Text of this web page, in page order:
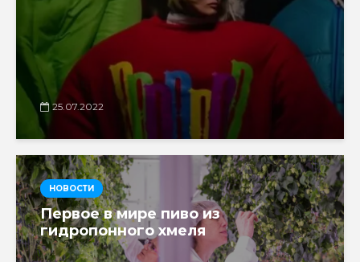
25.07.2022
НОВОСТИ
Первое в мире пиво из
гидропонного хмеля